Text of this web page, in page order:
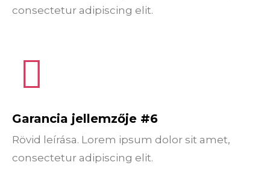
consectetur adipiscing elit.
Garancia jellemzője #6
Rövid leírása. Lorem ipsum dolor sit amet,
consectetur adipiscing elit.